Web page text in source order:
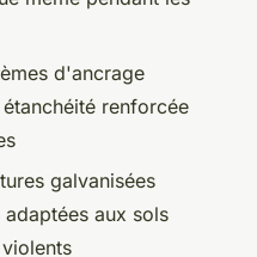
d'ancrage
renforcée
galvanisées
aux sols